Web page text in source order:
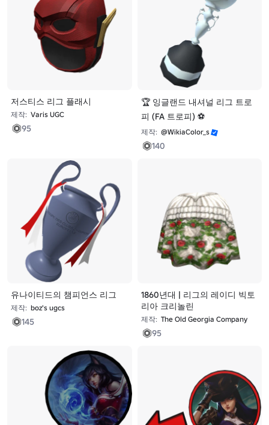
저스티스 리그 플래시
제작: Varis UGC
95
🏆 잉글랜드 내셔널 리그 트로
피 (FA 트로피) ⚽
제작: @WikiaColor_s
140
유나이티드의 챔피언스 리그
제작: boz's ugcs
145
1860년대 | 리그의 레이디 빅토
리아 크리놀린
제작: The Old Georgia Company
95